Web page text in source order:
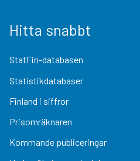
Hitta snabbt
StatFin-databasen
Statistikdatabaser
Finland i siffror
Prisomräknaren
Kommande publiceringar